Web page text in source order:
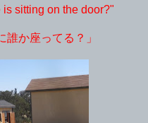
sitting on the door?"
誰か座ってる？」